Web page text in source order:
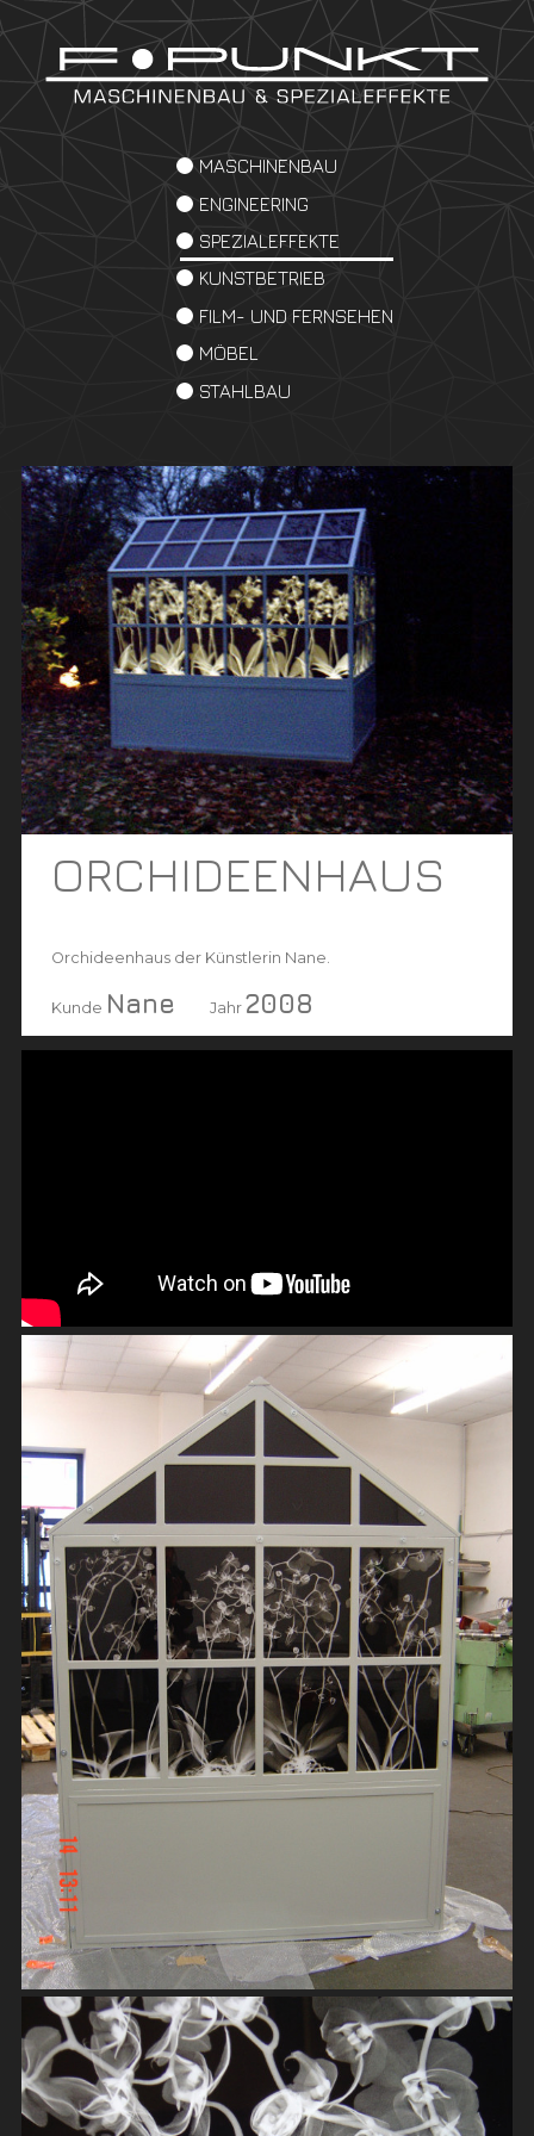
MASCHINENBAU
ENGINEERING
SPEZIALEFFEKTE
KUNSTBETRIEB
FILM- UND FERNSEHEN
MÖBEL
STAHLBAU
ORCHIDEENHAUS
Orchideenhaus der Künstlerin Nane.
Kunde Nane Jahr 2008